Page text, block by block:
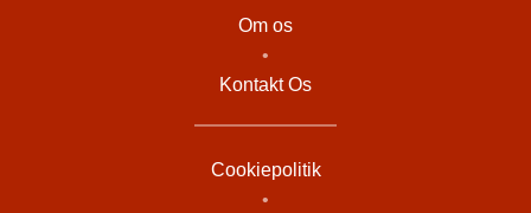
Om os
•
Kontakt Os
Cookiepolitik
•